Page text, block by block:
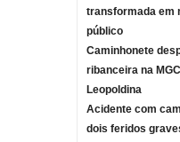
transformada em
público
Caminhonete
ribanceira na
Leopoldina
Acidente com
dois feridos